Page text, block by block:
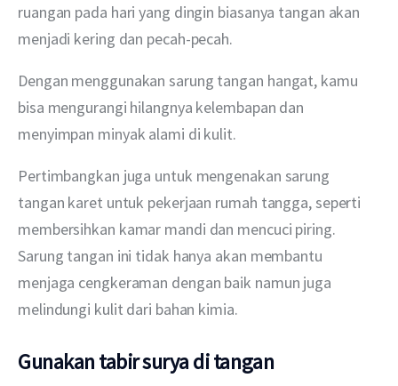
ruangan pada hari yang dingin biasanya tangan akan
menjadi kering dan pecah-pecah.
Dengan menggunakan sarung tangan hangat, kamu
bisa mengurangi hilangnya kelembapan dan
menyimpan minyak alami di kulit.
Pertimbangkan juga untuk mengenakan sarung
tangan karet untuk pekerjaan rumah tangga, seperti
membersihkan kamar mandi dan mencuci piring.
Sarung tangan ini tidak hanya akan membantu
menjaga cengkeraman dengan baik namun juga
melindungi kulit dari bahan kimia.
Gunakan tabir surya di tangan